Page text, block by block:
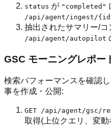
status が "completed"
/api/agent/ingest/
抽出されたサマリー/コ
/api/agent/autopilot
GSC モーニングレポ
検索パフォーマンスを確認
事を作成・公開:
GET /api/agent/gsc/
取得(上位クエリ、変